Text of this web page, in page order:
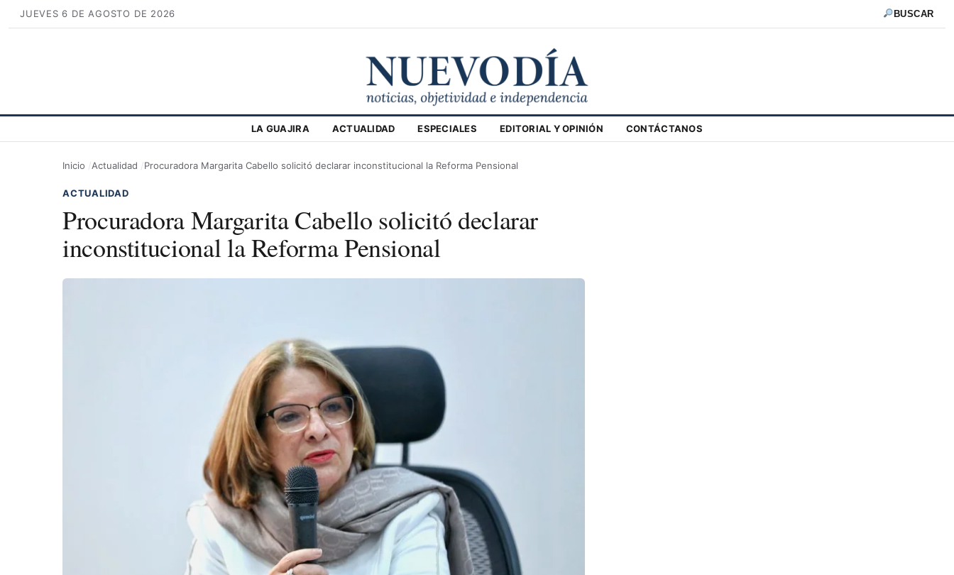
JUEVES 6 DE AGOSTO DE 2026 BUSCAR
LA GUAJIRA ACTUALIDAD ESPECIALES EDITORIAL Y OPINIÓN CONTÁCTANOS
Inicio Actualidad Procuradora Margarita Cabello solicitó declarar inconstitucional la Reforma Pensional
ACTUALIDAD
Procuradora Margarita Cabello solicitó declarar
inconstitucional la Reforma Pensional